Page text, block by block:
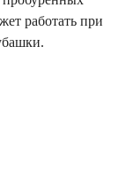
работать при